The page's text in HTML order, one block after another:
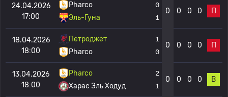
24.04.2026
17:00
Pharco
Эль-Гуна
0
1
0 0 0 0 П
18.04.2026
18:00
Петроджет
Pharco
1
0
0 0 0 0 П
13.04.2026
18:00
Pharco
Харас Эль Ходуд
2
1
0 0 0 0 В